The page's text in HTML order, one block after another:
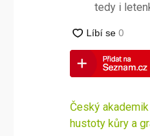
tedy i
Navigace
pro
Český
hustoty kůry a